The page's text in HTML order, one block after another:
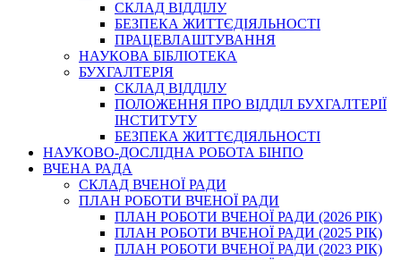
СКЛАД ВІДДІЛУ
БЕЗПЕКА ЖИТТЄДІЯЛЬНОСТІ
ПРАЦЕВЛАШТУВАННЯ
НАУКОВА БІБЛІОТЕКА
БУХГАЛТЕРІЯ
СКЛАД ВІДДІЛУ
ПОЛОЖЕННЯ ПРО ВІДДІЛ БУХГАЛТЕРІЇ
ІНСТИТУТУ
БЕЗПЕКА ЖИТТЄДІЯЛЬНОСТІ
НАУКОВО-ДОСЛІДНА РОБОТА БІНПО
ВЧЕНА РАДА
СКЛАД ВЧЕНОЇ РАДИ
ПЛАН РОБОТИ ВЧЕНОЇ РАДИ
ПЛАН РОБОТИ ВЧЕНОЇ РАДИ (2026 РІК)
ПЛАН РОБОТИ ВЧЕНОЇ РАДИ (2025 РІК)
ПЛАН РОБОТИ ВЧЕНОЇ РАДИ (2023 РІК)